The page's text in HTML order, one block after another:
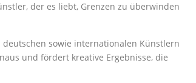
der es liebt, Grenzen zu überwinden
sowie internationalen Künstlern
und fördert kreative Ergebnisse, die